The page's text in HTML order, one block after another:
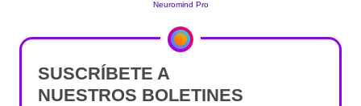
SUSCRÍBETE A
NUESTROS BOLETINES